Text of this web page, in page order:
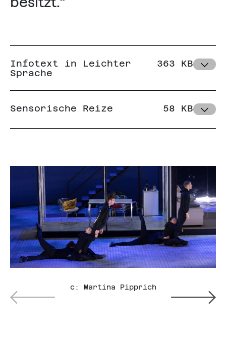
Infotext in Leichter
Sprache
363 KB
Sensorische Reize 58 KB
c: Martina Pipprich